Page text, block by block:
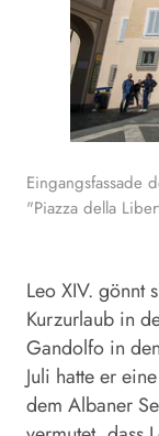
Eingangsfassade
"Piazza della
Leo XIV. gönnt
Kurzurlaub in
Gandolfo in
Juli hatte er
dem Albaner